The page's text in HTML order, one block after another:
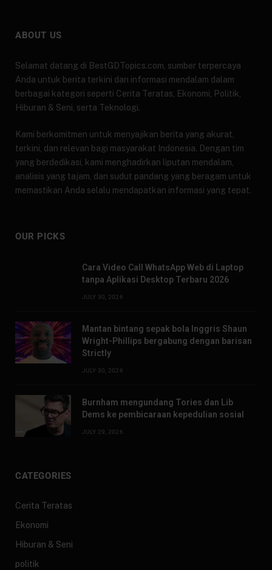
ABOUT US
Selamat datang di BestGDTopics.com, sumber terpercaya
Anda untuk berita terkini dan informasi mendalam dalam
berbagai kategori seperti Cerita Teratas, Ekonomi, Politik,
Hiburan & Seni, serta Teknologi.
Kami berkomitmen untuk menyajikan berita yang akurat,
terkini, dan relevan bagi masyarakat Indonesia. Dengan tim
yang berdedikasi, kami menghadirkan liputan mendalam,
analisis yang tajam, dan sudut pandang yang beragam untuk
memastikan Anda selalu mendapatkan informasi yang tepat.
OUR PICKS
Cara Video Call WhatsApp Web di Laptop
tanpa Aplikasi Desktop Terbaru 2026
JULY 30, 2026
Mantan bintang sepak bola Inggris Shaun
Wright-Phillips bergabung dengan barisan
Strictly
JULY 30, 2026
Burnham mengundang Tories dan Lib
Dems ke pembicaraan kepedulian sosial
JULY 29, 2026
CATEGORIES
Cerita Teratas
Ekonomi
Hiburan & Seni
politik